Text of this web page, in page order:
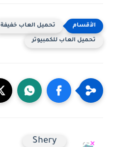
تحميل العاب خفيفة
تحميل العاب للكمبيوتر
Shery